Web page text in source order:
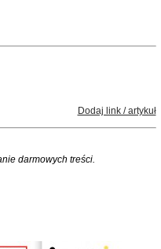
Dodaj link / artykuł
darmowych treści.